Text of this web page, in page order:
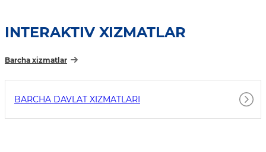
INTERAKTIV XIZMATLAR
Barcha xizmatlar
BARCHA DAVLAT XIZMATLARI